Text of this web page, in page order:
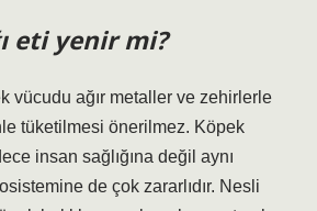
eti yenir mi?
vücudu ağır metaller ve zehirlerle
tüketilmesi önerilmez. Köpek
insan sağlığına değil aynı
de çok zararlıdır. Nesli